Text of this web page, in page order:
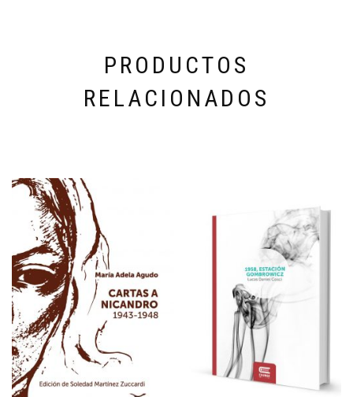
PRODUCTOS
RELACIONADOS